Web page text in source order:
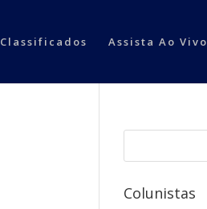
Classificados Assista Ao Vivo
Colunistas